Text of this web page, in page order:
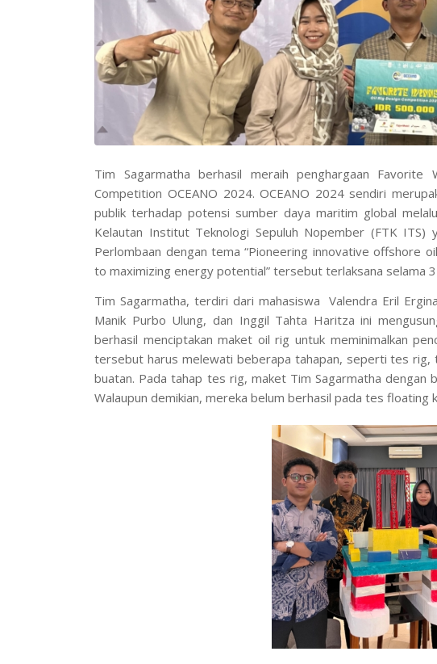
Tim Sagarmatha berhasil meraih penghargaan Favorite
Competition OCEANO 2024. OCEANO 2024 sendiri
publik terhadap potensi sumber daya maritim global
Kelautan Institut Teknologi Sepuluh Nopember (FTK ITS)
Perlombaan dengan tema “Pioneering innovative offshore
to maximizing energy potential” tersebut terlaksana selama
Tim Sagarmatha, terdiri dari mahasiswa Valendra Eril
Manik Purbo Ulung, dan Inggil Tahta Haritza ini
berhasil menciptakan maket oil rig untuk meminimalkan
tersebut harus melewati beberapa tahapan, seperti tesrig,
buatan. Pada tahap tes rig, maket Tim Sagarmatha dengan
Walaupun demikian, mereka belum berhasil pada tesfloating